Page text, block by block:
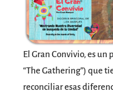
El Gran Convivio, es
“The Gathering”) que
reconciliar esas